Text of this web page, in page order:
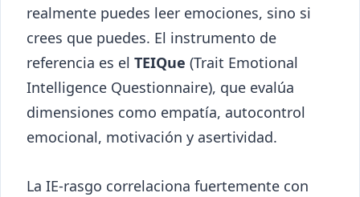
realmente puedes leer emociones, sino si
crees que puedes. El instrumento de
referencia es el TEIQue (Trait Emotional
Intelligence Questionnaire), que evalúa
dimensiones como empatía, autocontrol
emocional, motivación y asertividad.
La IE-rasgo correlaciona fuertemente con